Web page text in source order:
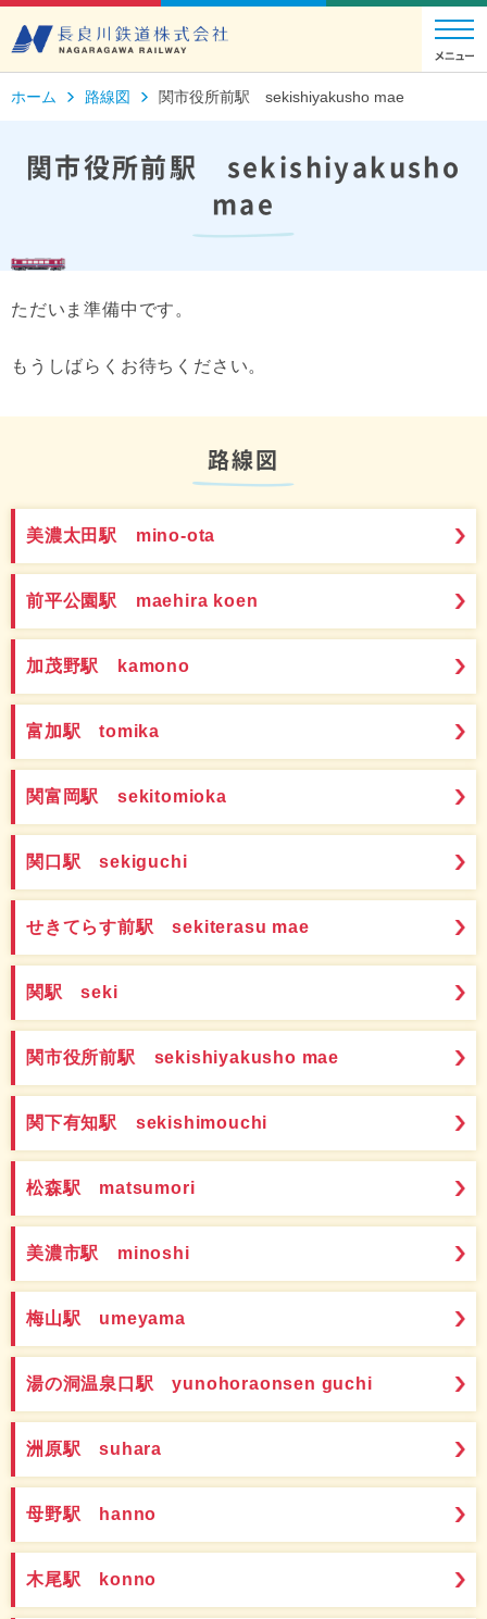
ホーム 路線図 関市役所前駅 sekishiyakusho mae
関市役所前駅 sekishiyakusho
mae
ただいま準備中です。
もうしばらくお待ちください。
路線図
美濃太田駅 mino-ota
前平公園駅 maehira koen
加茂野駅 kamono
富加駅 tomika
関富岡駅 sekitomioka
関口駅 sekiguchi
せきてらす前駅 sekiterasu mae
関駅 seki
関市役所前駅 sekishiyakusho mae
関下有知駅 sekishimouchi
松森駅 matsumori
美濃市駅 minoshi
梅山駅 umeyama
湯の洞温泉口駅 yunohoraonsen guchi
洲原駅 suhara
母野駅 hanno
木尾駅 konno